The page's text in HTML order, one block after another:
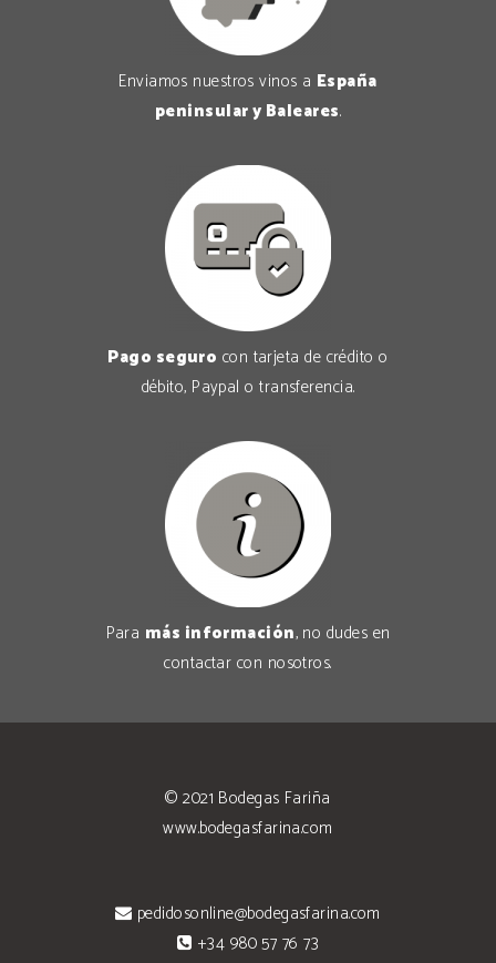
Enviamos nuestros vinos a España
peninsular y Baleares.
Pago seguro con tarjeta de crédito o
débito, Paypal o transferencia.
Para más información, no dudes en
contactar con nosotros.
© 2021 Bodegas Fariña
www.bodegasfarina.com
pedidosonline@bodegasfarina.com
+34 980 57 76 73